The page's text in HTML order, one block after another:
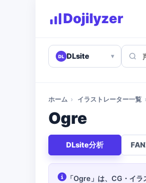
Dojilyzer
DL DLsite ▾
ホーム › イラストレーター一覧 ›
Ogre
DLsite分析
「Ogre」は、CG・イ